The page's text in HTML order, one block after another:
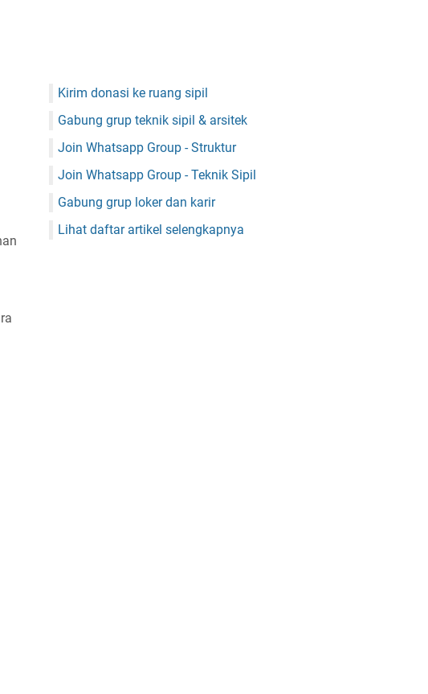
Kirim donasi ke ruang sipil
Gabung grup teknik sipil & arsitek
Join Whatsapp Group - Struktur
Join Whatsapp Group - Teknik Sipil
Gabung grup loker dan karir
Lihat daftar artikel selengkapnya